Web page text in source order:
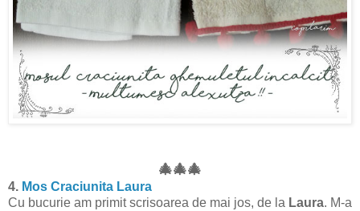
🎄🎄🎄
4. Mos Craciunita Laura
Cu bucurie am primit scrisoarea de mai jos, de la Laura. M-a